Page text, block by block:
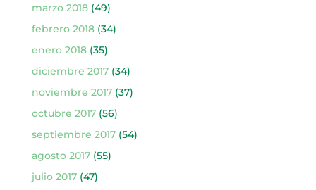
marzo 2018(49)
febrero 2018(34)
enero 2018(35)
diciembre 2017(34)
noviembre 2017(37)
octubre 2017(56)
septiembre 2017(54)
agosto 2017(55)
julio 2017(47)